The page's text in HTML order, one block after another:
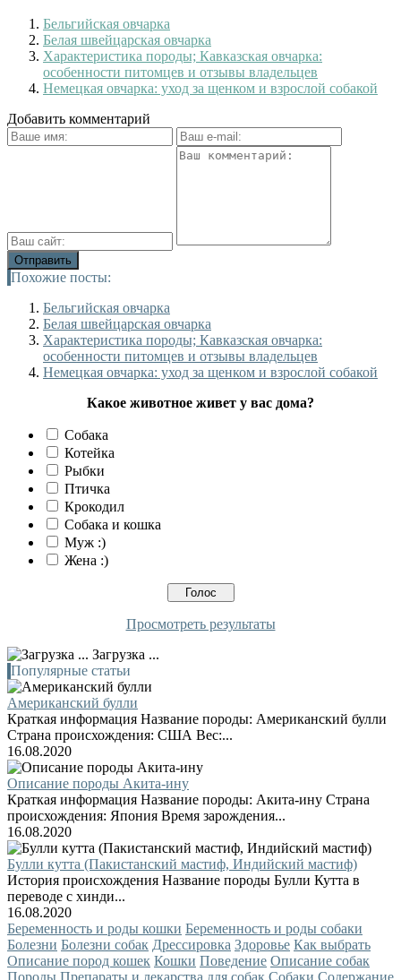
Бельгийская овчарка
Белая швейцарская овчарка
Характеристика породы; Кавказская овчарка:
особенности питомцев и отзывы владельцев
Немецкая овчарка: уход за щенком и взрослой собакой
Добавить комментарий
Похожие посты:
Бельгийская овчарка
Белая швейцарская овчарка
Характеристика породы; Кавказская овчарка:
особенности питомцев и отзывы владельцев
Немецкая овчарка: уход за щенком и взрослой собакой
Какое животное живет у вас дома?
Собака
Котейка
Рыбки
Птичка
Крокодил
Собака и кошка
Муж :)
Жена :)
Просмотреть результаты
Загрузка ...
Популярные статьи
Американский булли
Краткая информация Название породы: Американский булли
Страна происхождения: США Вес:...
16.08.2020
Описание породы Акита-ину
Краткая информация Название породы: Акита-ину Страна
происхождения: Япония Время зарождения...
16.08.2020
Булли кутта (Пакистанский мастиф, Индийский мастиф)
История происхождения Название породы Булли Кутта в
переводе с хинди...
16.08.2020
Беременность и роды кошки Беременность и роды собаки
Болезни Болезни собак Дрессировка Здоровье Как выбрать
Описание пород кошек Кошки Поведение Описание собак